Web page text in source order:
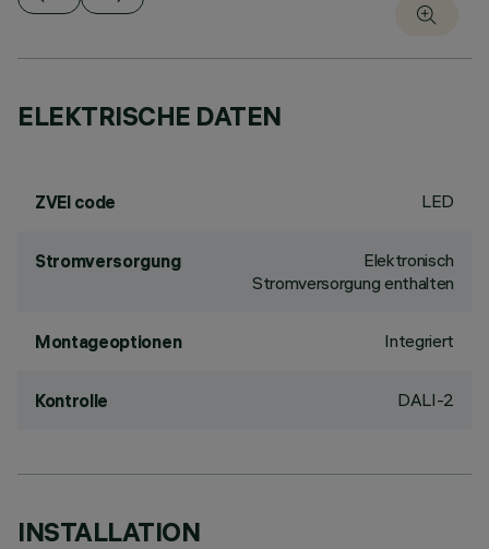
ELEKTRISCHE DATEN
ZVEI code LED
Stromversorgung
Elektronisch
Stromversorgung enthalten
Montageoptionen Integriert
Kontrolle DALI-2
INSTALLATION